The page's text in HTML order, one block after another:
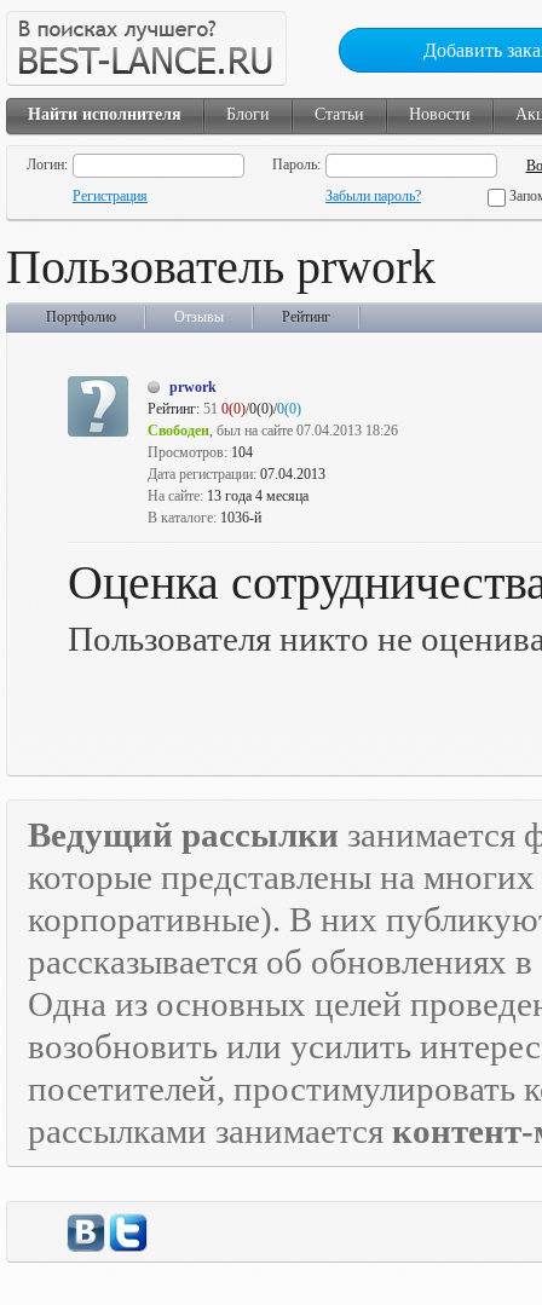
Добавить
Найти исполнителя Блоги Статьи Новости
Логин:
Пароль:
Регистрация
Забыли пароль?
Пользователь prwork
Портфолио Отзывы Рейтинг
prwork
Рейтинг: 51 0(0)/0(0)/0(0)
Свободен, был на сайте 07.04.2013 18:26
Просмотров: 104
Дата регистрации: 07.04.2013
На сайте: 13 года 4 месяца
В каталоге: 1036-й
Оценка
Пользователя никто не
Ведущий рассылки занимается
которые представлены на
корпоративные). В них
рассказывается об обновлениях
Одна из основных целей
возобновить или усилить
посетителей, простимулировать
рассылками занимается